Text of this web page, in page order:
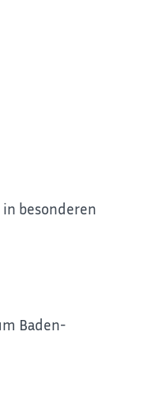
besonderen
Baden-